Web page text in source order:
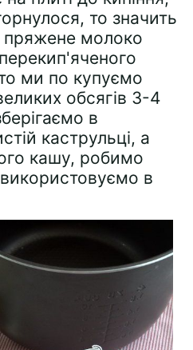
то значить
пряжене молоко
ми по купуємо
обсягів 3-4
в
каструльці, а
кашу, робимо
в